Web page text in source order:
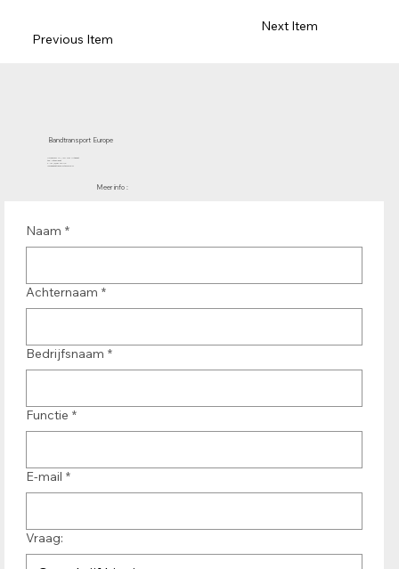
Previous Item
Next Item
Bandtransport Europe
Molenwerf 12 | 1911 DB Uitgeest
the Netherlands
T.:+31 (0)251 319 119
info@bandtransporteurope.nl
Meer info :
Naam *
Achternaam *
Bedrijfsnaam *
Functie *
E-mail *
Vraag: